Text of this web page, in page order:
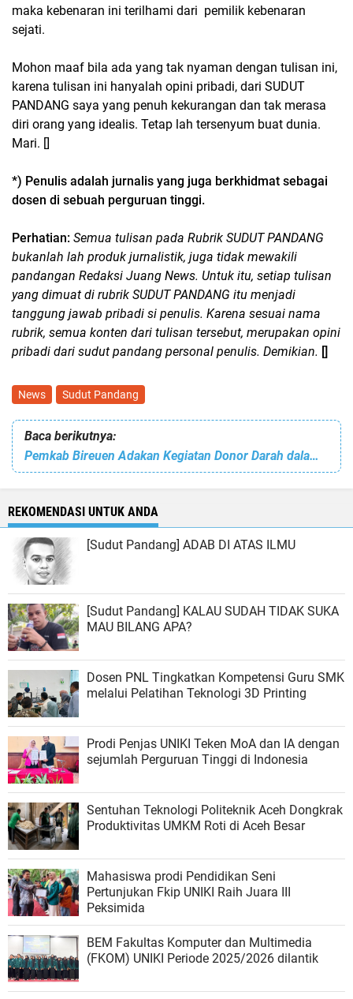
maka kebenaran ini terilhami dari pemilik kebenaran
sejati.
Mohon maaf bila ada yang tak nyaman dengan tulisan ini,
karena tulisan ini hanyalah opini pribadi, dari SUDUT
PANDANG saya yang penuh kekurangan dan tak merasa
diri orang yang idealis. Tetap lah tersenyum buat dunia.
Mari. []
*) Penulis adalah jurnalis yang juga berkhidmat sebagai
dosen di sebuah perguruan tinggi.
Perhatian: Semua tulisan pada Rubrik SUDUT PANDANG
bukanlah lah produk jurnalistik, juga tidak mewakili
pandangan Redaksi Juang News. Untuk itu, setiap tulisan
yang dimuat di rubrik SUDUT PANDANG itu menjadi
tanggung jawab pribadi si penulis. Karena sesuai nama
rubrik, semua konten dari tulisan tersebut, merupakan opini
pribadi dari sudut pandang personal penulis. Demikian. []
News Sudut Pandang
Baca berikutnya:
Pemkab Bireuen Adakan Kegiatan Donor Darah dalam Rangka Hari Jadi. 123 Kantong Terkumpul
REKOMENDASI UNTUK ANDA
[Sudut Pandang] ADAB DI ATAS ILMU
[Sudut Pandang] KALAU SUDAH TIDAK SUKA
MAU BILANG APA?
Dosen PNL Tingkatkan Kompetensi Guru SMK
melalui Pelatihan Teknologi 3D Printing
Prodi Penjas UNIKI Teken MoA dan IA dengan
sejumlah Perguruan Tinggi di Indonesia
Sentuhan Teknologi Politeknik Aceh Dongkrak
Produktivitas UMKM Roti di Aceh Besar
Mahasiswa prodi Pendidikan Seni
Pertunjukan Fkip UNIKI Raih Juara III
Peksimida
BEM Fakultas Komputer dan Multimedia
(FKOM) UNIKI Periode 2025/2026 dilantik